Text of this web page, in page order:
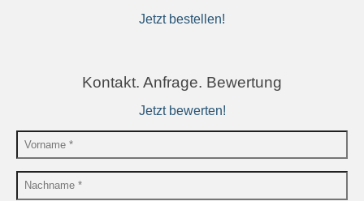
Jetzt bestellen!
Kontakt. Anfrage. Bewertung
Jetzt bewerten!